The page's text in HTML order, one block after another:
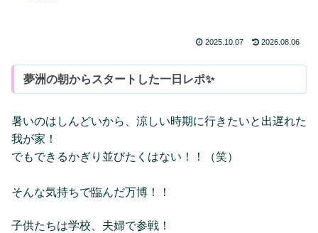
2025.10.07 2026.08.06
夢洲の朝からスタートした一日レポ✨
暑いのはしんどいから、涼しい時期に行きたいと出遅れた
我が家！
でもできるかぎり並びたくはない！！（笑）
そんな気持ちで臨んだ万博！！
子供たちは学校、夫婦で参戦！